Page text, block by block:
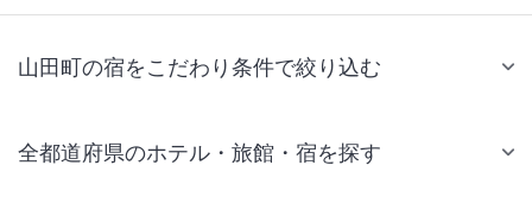
山田町の宿をこだわり条件で絞り込む
全都道府県のホテル・旅館・宿を探す